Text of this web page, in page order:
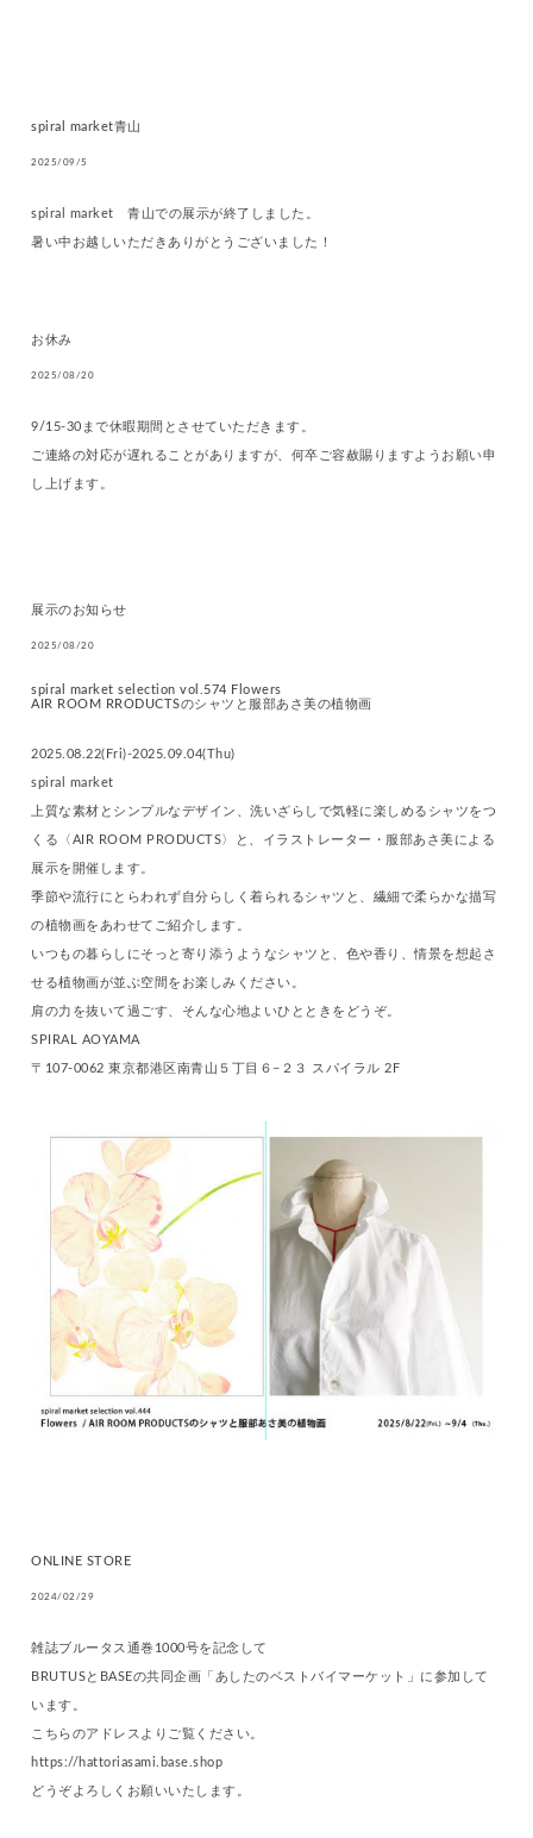
spiral market青山
2025/09/5
spiral market 青山での展示が終了しました。
暑い中お越しいただきありがとうございました！
お休み
2025/08/20
9/15-30まで休暇期間とさせていただきます。
ご連絡の対応が遅れることがありますが、何卒ご容赦賜りますようお願い申
し上げます。
展示のお知らせ
2025/08/20
spiral market selection vol.574 Flowers
AIR ROOM RRODUCTSのシャツと服部あさ美の植物画
2025.08.22(Fri)-2025.09.04(Thu)
spiral market
上質な素材とシンプルなデザイン、洗いざらしで気軽に楽しめるシャツをつ
くる〈AIR ROOM PRODUCTS〉と、イラストレーター・服部あさ美による
展示を開催します。
季節や流行にとらわれず自分らしく着られるシャツと、繊細で柔らかな描写
の植物画をあわせてご紹介します。
いつもの暮らしにそっと寄り添うようなシャツと、色や香り、情景を想起さ
せる植物画が並ぶ空間をお楽しみください。
肩の力を抜いて過ごす、そんな心地よいひとときをどうぞ。
SPIRAL AOYAMA
〒107-0062 東京都港区南青山５丁目６−２３ スパイラル 2F
ONLINE STORE
2024/02/29
雑誌ブルータス通巻1000号を記念して
BRUTUSとBASEの共同企画「あしたのベストバイマーケット」に参加して
います。
こちらのアドレスよりご覧ください。
https://hattoriasami.base.shop
どうぞよろしくお願いいたします。